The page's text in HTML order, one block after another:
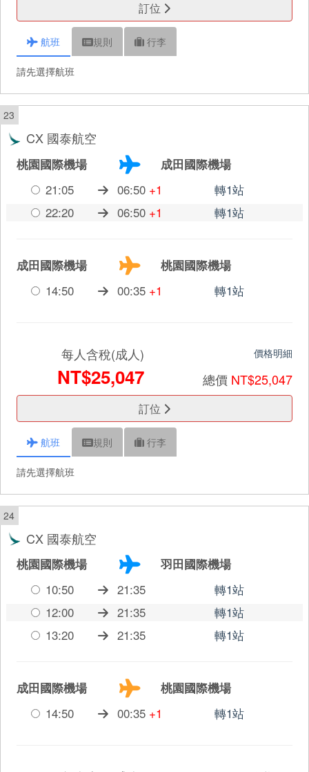
訂位
航班 規則 行李
請先選擇航班
23
CX 國泰航空
桃園國際機場
成田國際機場
21:05
06:50 +1
轉1站
22:20
06:50 +1 轉1站
成田國際機場
桃園國際機場
14:50
00:35 +1 轉1站
每人含稅(成人)
NT$25,047
價格明細
總價 NT$25,047
訂位
航班 規則 行李
請先選擇航班
24
CX 國泰航空
桃園國際機場
羽田國際機場
10:50
21:35
轉1站
12:00
21:35
轉1站
13:20
21:35 轉1站
成田國際機場
桃園國際機場
14:50
00:35 +1 轉1站